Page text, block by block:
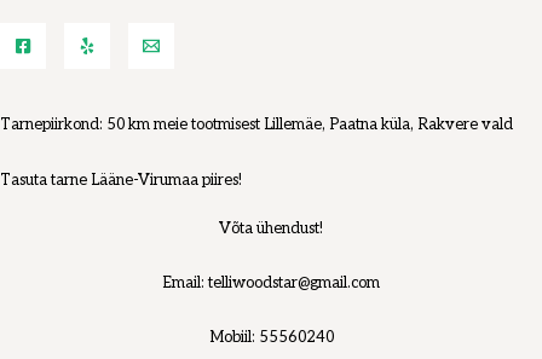
Tarnepiirkond: 50 km meie tootmisest Lillemäe, Paatna küla, Rakvere vald
Tasuta tarne Lääne-Virumaa piires!
Võta ühendust!
Email: telliwoodstar@gmail.com
Mobiil: 55560240